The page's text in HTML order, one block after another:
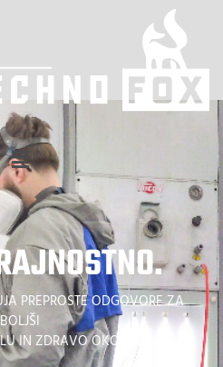
PREPROSTE ODGOVORE ZA
BOLJŠI
IN ZDRAVO OKOLJE.